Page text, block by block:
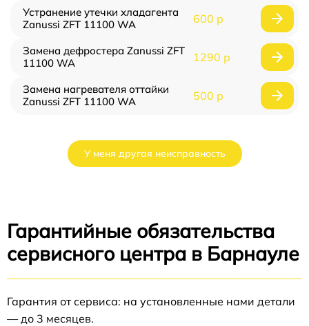
Устранение утечки хладагента
Zanussi ZFT 11100 WA
600 р
Замена дефростера Zanussi ZFT
11100 WA
1290 р
Замена нагревателя оттайки
Zanussi ZFT 11100 WA
500 р
У меня другая неисправность
Гарантийные обязательства
сервисного центра в Барнауле
Гарантия от сервиса: на установленные нами детали
— до 3 месяцев.